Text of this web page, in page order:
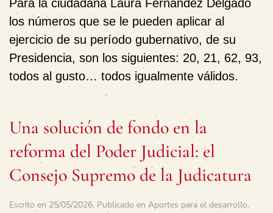
Para la ciudadana Laura Fernández Delgado
los números que se le pueden aplicar al
ejercicio de su período gubernativo, de su
Presidencia, son los siguientes: 20, 21, 62, 93,
todos al gusto… todos igualmente válidos.
Una solución de fondo en la
reforma del Poder Judicial: el
Consejo Supremo de la Judicatura
Escrito en 25/05/2026. Publicado en Aportes para el desarrollo.